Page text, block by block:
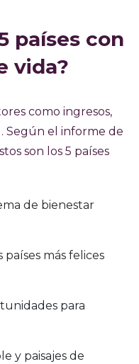
países con
vida?
como ingresos,
Según el informe de
son los 5 países
de bienestar
países más felices
para
y paisajes de